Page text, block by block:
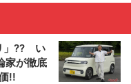
」?? い
家が徹底
!!